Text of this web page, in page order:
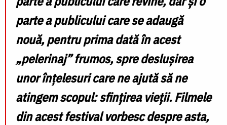
parte a publicului care se adaugă
nouă, pentru prima dată în acest
„pelerinaj” frumos, spre deslușirea
unor înțelesuri care ne ajută să ne
atingem scopul: sfințirea vieții. Filmele
din acest festival vorbesc despre asta,